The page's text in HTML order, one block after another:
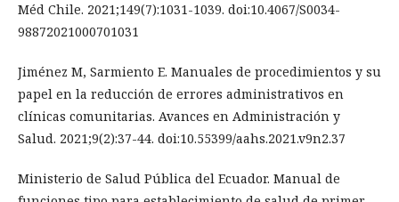
Méd Chile. 2021;149(7):1031-1039. doi:10.4067/S0034-
98872021000701031
Jiménez M, Sarmiento E. Manuales de procedimientos y su
papel en la reducción de errores administrativos en
clínicas comunitarias. Avances en Administración y
Salud. 2021;9(2):37-44. doi:10.55399/aahs.2021.v9n2.37
Ministerio de Salud Pública del Ecuador. Manual de